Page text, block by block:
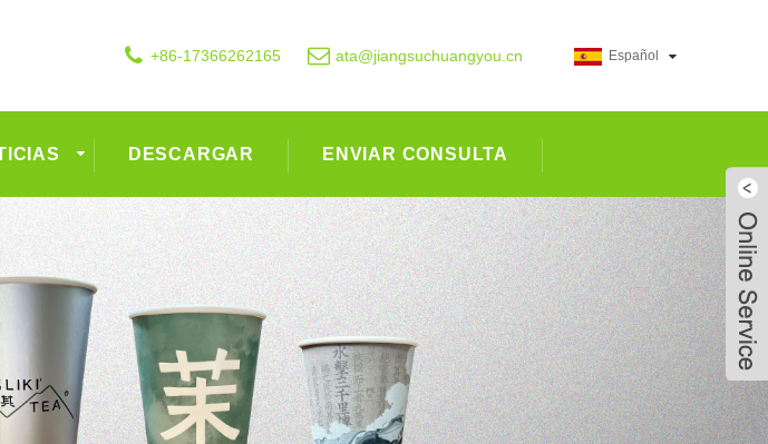
Español
+86-17366262165 ata@jiangsuchuangyou.cn
DESCARGAR ENVIAR CONSULTA